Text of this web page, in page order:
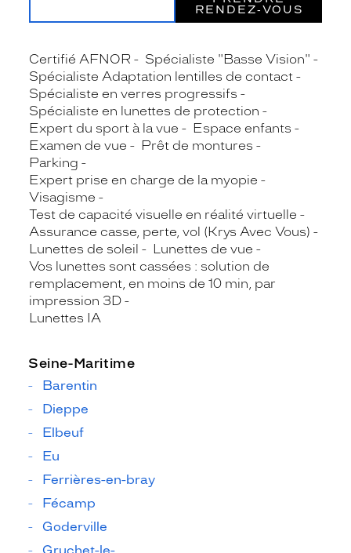
RENDEZ‑VOUS
Certifié AFNOR
Spécialiste "Basse Vision"
Spécialiste Adaptation lentilles de contact
Spécialiste en verres progressifs
Spécialiste en lunettes de protection
Expert du sport à la vue
Espace enfants
Examen de vue
Prêt de montures
Parking
Expert prise en charge de la myopie
Visagisme
Test de capacité visuelle en réalité virtuelle
Assurance casse, perte, vol (Krys Avec Vous)
Lunettes de soleil
Lunettes de vue
Vos lunettes sont cassées : solution de
remplacement, en moins de 10 min, par
impression 3D
Lunettes IA
Seine-Maritime
Barentin
Dieppe
Elbeuf
Eu
Ferrières-en-bray
Fécamp
Goderville